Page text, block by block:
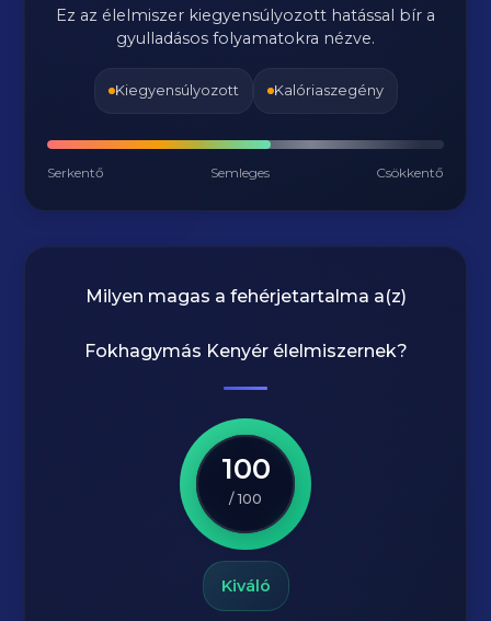
Ez az élelmiszer kiegyensúlyozott hatással bír a
gyulladásos folyamatokra nézve.
Kiegyensúlyozott Kalóriaszegény
Serkentő Semleges Csökkentő
Milyen magas a fehérjetartalma a(z)
Fokhagymás Kenyérélelmiszernek?
100
/ 100
Kiváló